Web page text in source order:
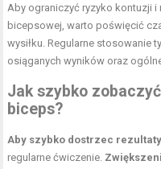
Aby ograniczyć ryzyko kontuzji
bicepsowej, warto poświęcić
wysiłku. Regularne stosowanie
osiąganych wyników oraz
Jak szybko
biceps?
Aby szybko dostrzec
regularne ćwiczenie.